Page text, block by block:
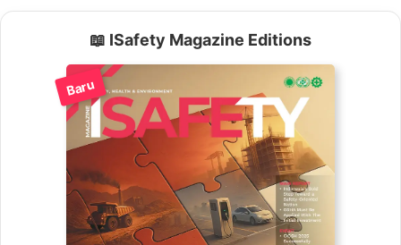
📖 ISafety Magazine Editions
Baru